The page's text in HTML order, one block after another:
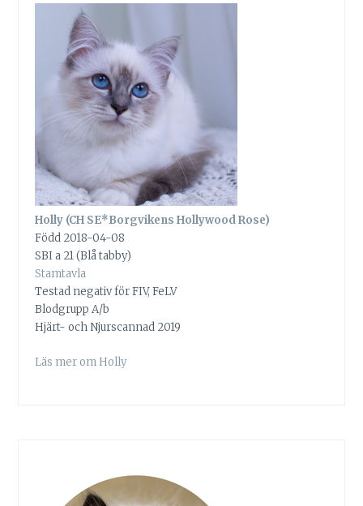
Holly (CH SE*Borgvikens Hollywood Rose)
Född 2018-04-08
SBI a 21 (Blå tabby)
Stamtavla
Testad negativ för FIV, FeLV
Blodgrupp A/b
Hjärt- och Njurscannad 2019
Läs mer om Holly